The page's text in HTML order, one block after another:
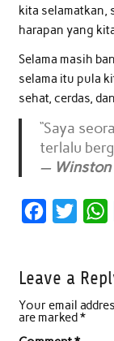
kita selamatkan,
harapan yang
Selama masih
selama itu pula
sehat, cerdas,
“Saya
terlalu
—
e
b
t
e
t
s
Leave a
Your email
are marked*